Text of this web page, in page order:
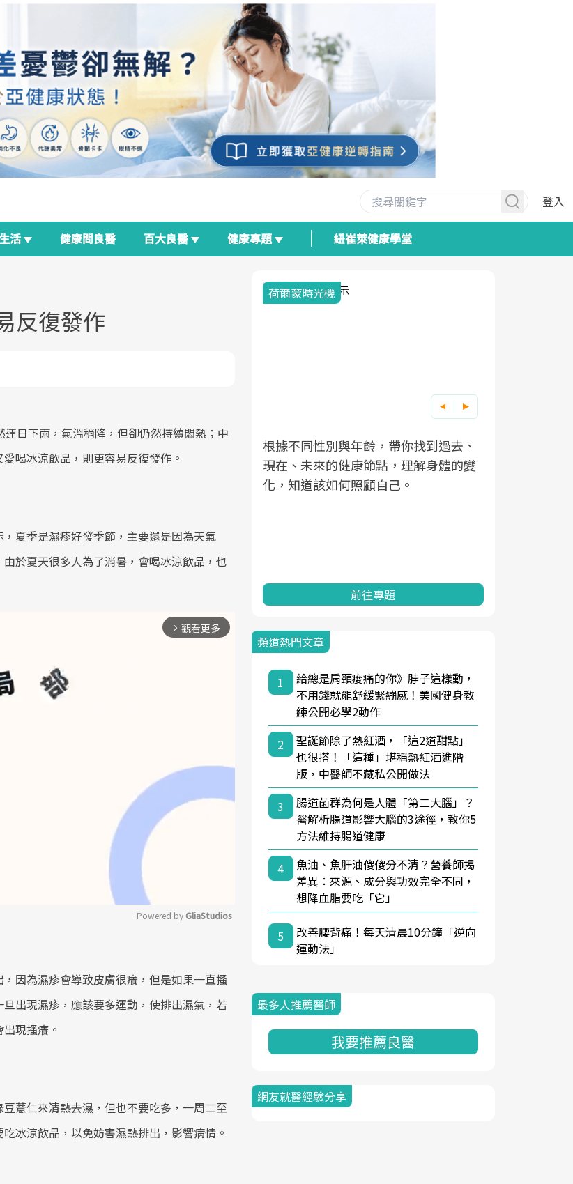
登入
生活 健康問良醫 百大良醫 健康專題 紐崔萊健康學堂
反復發作
日下雨，氣溫稍降，但卻仍然持續悶熱；中
喝冰涼飲品，則更容易反復發作。
夏季是濕疹好發季節，主要還是因為天氣
於夏天很多人為了消暑，會喝冰涼飲品，也
arrow_forward_ios 觀看更多
Powered by GliaStudios
因為濕疹會導致皮膚很癢，但是如果一直搔
出現濕疹，應該要多運動，使排出濕氣，若
現搔癢。
薏仁來清熱去濕，但也不要吃多，一周二至
冰涼飲品，以免妨害濕熱排出，影響病情。
面對超高齡社會的浪潮，台灣正在快速
邁向「健康照護」的新時代。隨著國家
療院所的服務，更是民眾了解自身健康
狀況、啟動健康管理的重要起點。
2025年，就到良醫生活祭體驗「一站式
健康新生活」，從講座、體驗到運動，
良醫健康網從「換季的身體變化」出
發，透過醫學觀點與日常感受的對話，
荷爾蒙時光機
根據不同性別與年齡，帶你找到過去、
現在、未來的健康節點，理解身體的變
化，知道該如何照顧自己。
前往專題
頻道熱門文章
1
給總是肩頸痠痛的你》脖子這樣動，
不用錢就能舒緩緊繃感！美國健身教
練公開必學2動作
2
聖誕節除了熱紅酒，「這2道甜點」
也很搭！「這種」堪稱熱紅酒進階
版，中醫師不藏私公開做法
3
腸道菌群為何是人體「第二大腦」？
醫解析腸道影響大腦的3途徑，教你5
方法維持腸道健康
4
魚油、魚肝油傻傻分不清？營養師揭
差異：來源、成分與功效完全不同，
想降血脂要吃「它」
5
改善腰背痛！每天清晨10分鐘「逆向
運動法」
最多人推薦醫師
我要推薦良醫
網友就醫經驗分享